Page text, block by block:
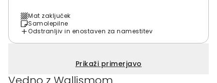
Mat zaključek
Samolepilne
Odstranljiv in enostaven za namestitev
Prikaži primerjavo